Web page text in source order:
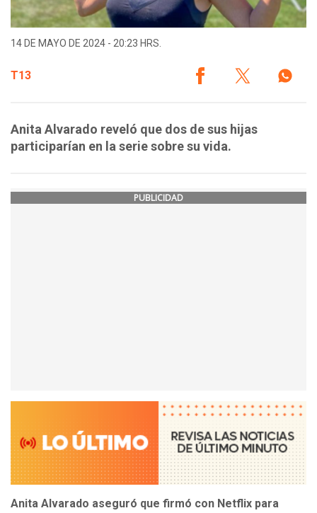
14 DE MAYO DE 2024 - 20:23 HRS.
T13
Anita Alvarado reveló que dos de sus hijas
participarían en la serie sobre su vida.
PUBLICIDAD
Anita Alvarado aseguró que firmó con Netflix para